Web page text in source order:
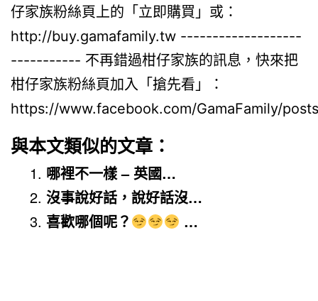
與本文類似的文章：
哪裡不一樣 – 英國…
沒事說好話，說好話沒…
喜歡哪個呢？
…